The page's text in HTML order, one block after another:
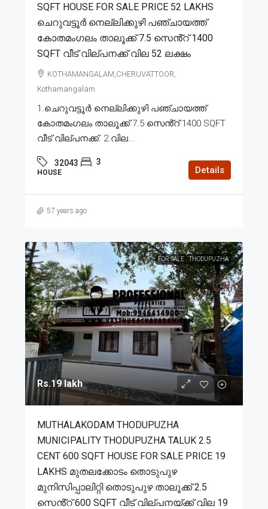
SQFT HOUSE FOR SALE PRICE 52 LAKHS
ചെറുവട്ടൂർ നെല്ലിക്കുഴി പഞ്ചായത്ത്
കോതമംഗലം താലൂക്ക് 7.5 സെൻ്റ് 1400
SQFT വീട് വില്പനക്ക് വില 52 ലക്ഷം
KOTHAMANGALAM,CHERUVATTOOR,
Kothamangalam
1.ചെറുവട്ടൂർ നെല്ലിക്കുഴി പഞ്ചായത്ത്
കോതമംഗലം താലൂക്ക് 7.5 സെൻ്റ് 1400 SQFT
വീട് വില്പനക്ക്. 2.വില...
32043 3
HOUSE Details
57 years ago
FOR SALE THODUPUZHA
Rs.19 lakh
MUTHALAKODAM THODUPUZHA
MUNICIPALITY THODUPUZHA TALUK 2.5
CENT 600 SQFT HOUSE FOR SALE PRICE 19
LAKHS മുതലക്കോടം തൊടുപുഴ
മുനിസിപ്പാലിറ്റി തൊടുപുഴ താലൂക്ക് 2.5
സെൻ്റ് 600 SQFT വീട് വില്പനയ്ക്ക് വില 19